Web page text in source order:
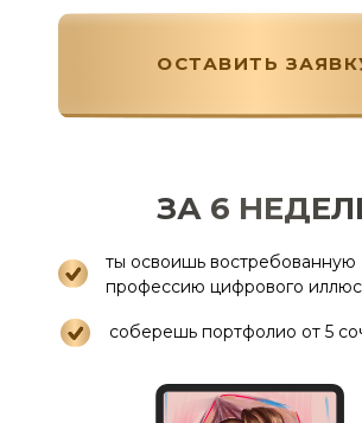
ОСТАВИТЬ
ЗА 6
ты освоишь востребованную
профессию цифрового
соберешь портфолио от 5